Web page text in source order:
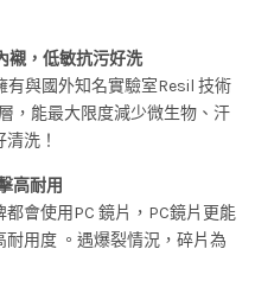
襯，低敏抗污好洗
有與國外知名實驗室Resil 技術
，能最大限度減少微生物、汗
洗！
高耐用
會使用PC 鏡片，PC鏡片更能
用度 。遇爆裂情況，碎片為